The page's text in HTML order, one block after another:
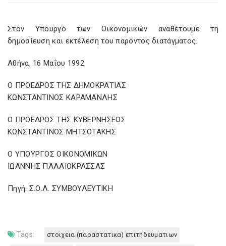
Στον Υπουργό των Οικονομικών αναθέτουμε τη
δημοσίευση και εκτέλεση του παρόντος διατάγματος.
Αθήνα, 16 Μαΐου 1992
Ο ΠΡΟΕΔΡΟΣ ΤΗΣ ΔΗΜΟΚΡΑΤΙΑΣ
ΚΩΝΣΤΑΝΤΙΝΟΣ ΚΑΡΑΜΑΝΛΗΣ
Ο ΠΡΟΕΔΡΟΣ ΤΗΣ ΚΥΒΕΡΝΗΣΕΩΣ
ΚΩΝΣΤΑΝΤΙΝΟΣ ΜΗΤΣΟΤΑΚΗΣ
Ο ΥΠΟΥΡΓΟΣ ΟΙΚΟΝΟΜΙΚΩΝ
ΙΩΑΝΝΗΣ ΠΑΛΑΙΟΚΡΑΣΣΑΣ
Πηγή: Σ.Ο.Λ. ΣΥΜΒΟΥΛΕΥΤΙΚΗ
Tags: στοιχεια (παραστατικα) επιτηδευματιων